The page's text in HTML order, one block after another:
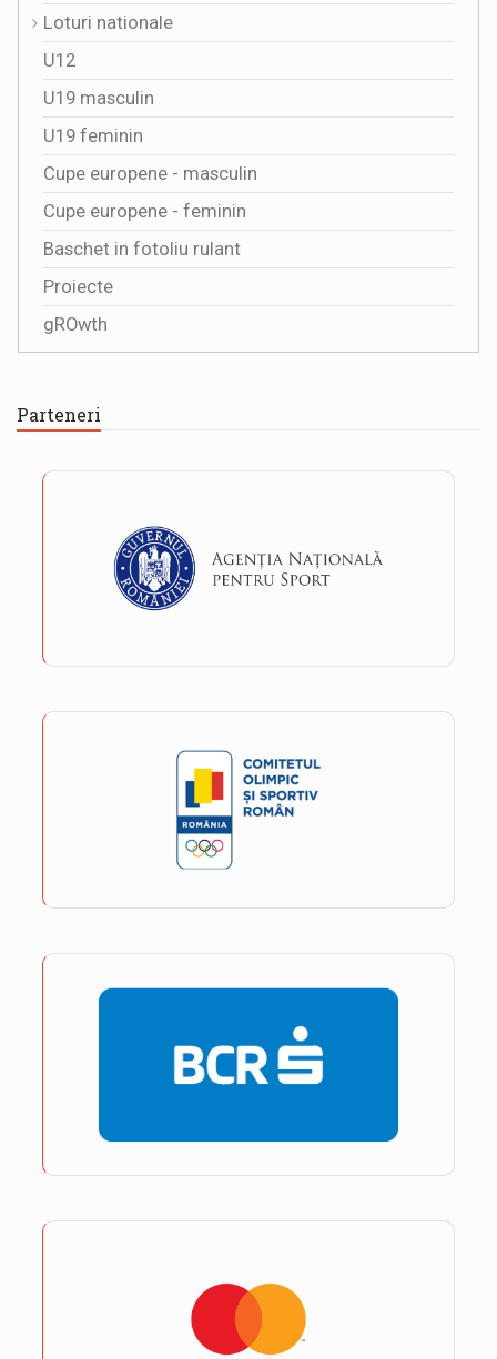
Loturi nationale
U12
U19 masculin
U19 feminin
Cupe europene - masculin
Cupe europene - feminin
Baschet in fotoliu rulant
Proiecte
gROwth
Parteneri